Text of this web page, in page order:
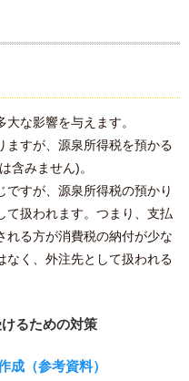
な影響を与えます。
ますが、源泉所得税を預かる
含みません)。
すが、源泉所得税の預かり
て扱われます。つまり、支払
れる方が消費税の納付が少な
なく、外注先として扱われる
るための対策
（参考資料）